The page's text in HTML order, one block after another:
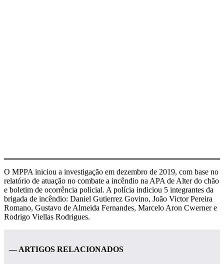
O MPPA iniciou a investigação em dezembro de 2019, com base no
relatório de atuação no combate a incêndio na APA de Alter do chão
e boletim de ocorrência policial. A polícia indiciou 5 integrantes da
brigada de incêndio: Daniel Gutierrez Govino, João Victor Pereira
Romano, Gustavo de Almeida Fernandes, Marcelo Aron Cwerner e
Rodrigo Viellas Rodrigues.
— ARTIGOS RELACIONADOS